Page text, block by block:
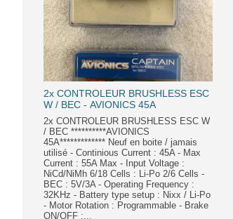
2x CONTROLEUR BRUSHLESS ESC
W / BEC - AVIONICS 45A
2x CONTROLEUR BRUSHLESS ESC W
/ BEC **********AVIONICS
45A************* Neuf en boite / jamais
utilisé - Continious Current : 45A - Max
Current : 55A Max - Input Voltage :
NiCd/NiMh 6/18 Cells : Li-Po 2/6 Cells -
BEC : 5V/3A - Operating Frequency :
32KHz - Battery type setup : Nixx / Li-Po
- Motor Rotation : Programmable - Brake
ON/OFF :...